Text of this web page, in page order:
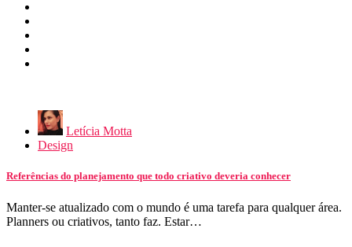
Letícia Motta
Design
Referências do planejamento que todo criativo deveria conhecer
Manter-se atualizado com o mundo é uma tarefa para qualquer área.
Planners ou criativos, tanto faz. Estar…